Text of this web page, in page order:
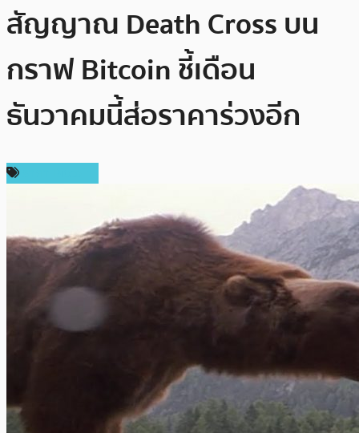
สัญญาณ Death Cross บน
กราฟ Bitcoin ชี้เดือน
ธันวาคมนี้ส่อราคาร่วงอีก